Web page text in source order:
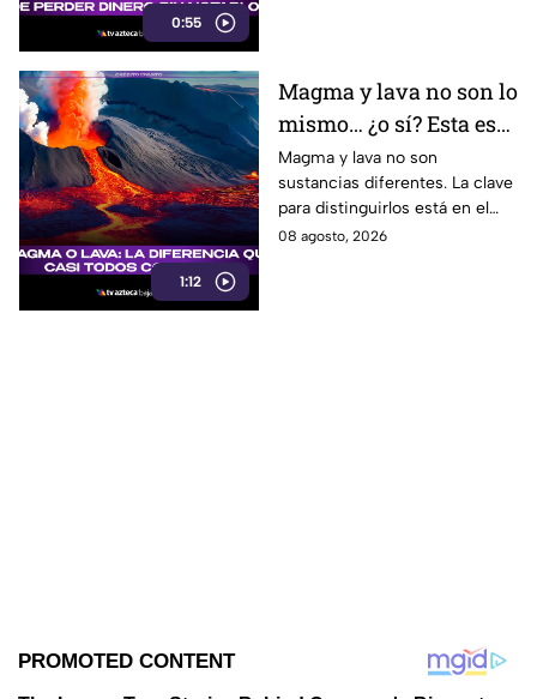
0:55
1:12
Magma y lava no son lo
mismo… ¿o sí? Esta es
la explicación
Magma y lava no son
sustancias diferentes. La clave
para distinguirlos está en el
lugar donde se encuentra el
08 agosto, 2026